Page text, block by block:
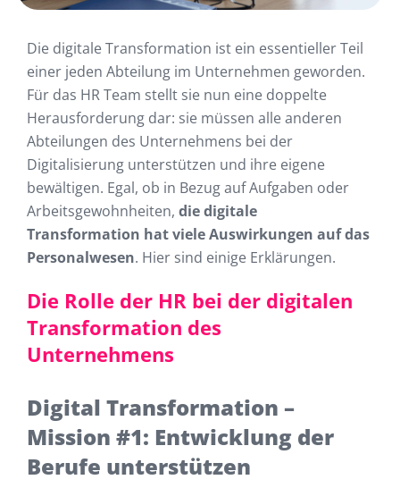
Die digitale Transformation ist ein essentieller Teil
einer jeden Abteilung im Unternehmen geworden.
Für das HR Team stellt sie nun eine doppelte
Herausforderung dar: sie müssen alle anderen
Abteilungen des Unternehmens bei der
Digitalisierung unterstützen und ihre eigene
bewältigen. Egal, ob in Bezug auf Aufgaben oder
Arbeitsgewohnheiten, die digitale
Transformation hat viele Auswirkungen auf das
Personalwesen. Hier sind einige Erklärungen.
Die Rolle der HR bei der digitalen
Transformation des
Unternehmens
Digital Transformation –
Mission #1: Entwicklung der
Berufe unterstützen